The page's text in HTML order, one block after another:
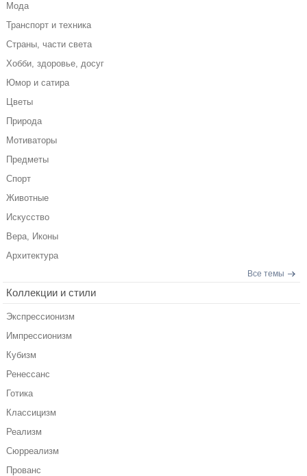
Мода
Транспорт и техника
Страны, части света
Хобби, здоровье, досуг
Юмор и сатира
Цветы
Природа
Мотиваторы
Предметы
Спорт
Животные
Искусство
Вера, Иконы
Архитектура
Все темы
Коллекции и стили
Экспрессионизм
Импрессионизм
Кубизм
Ренессанс
Готика
Классицизм
Реализм
Сюрреализм
Прованс